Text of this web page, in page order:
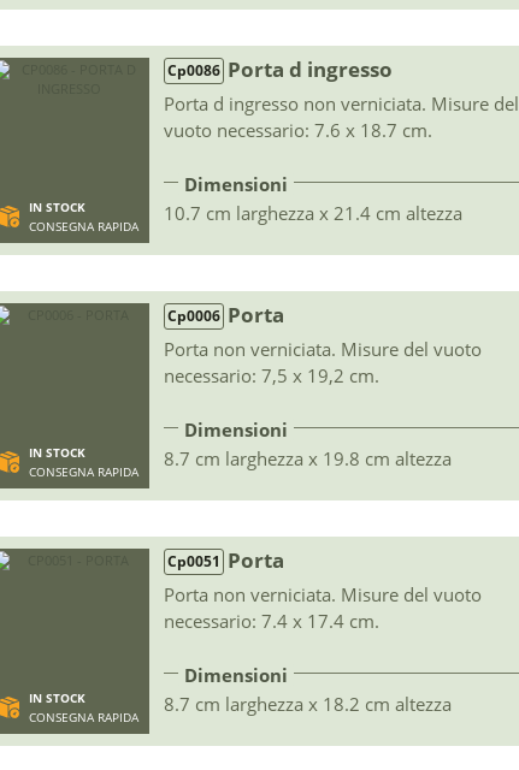
IN STOCK
CONSEGNA RAPIDA
Cp0086 Porta d ingresso
Porta d ingresso non verniciata. Misure del
vuoto necessario: 7.6 x 18.7 cm.
Dimensioni
10.7 cm larghezza x 21.4 cm altezza
IN STOCK
CONSEGNA RAPIDA
Cp0006 Porta
Porta non verniciata. Misure del vuoto
necessario: 7,5 x 19,2 cm.
Dimensioni
8.7 cm larghezza x 19.8 cm altezza
IN STOCK
CONSEGNA RAPIDA
Cp0051 Porta
Porta non verniciata. Misure del vuoto
necessario: 7.4 x 17.4 cm.
Dimensioni
8.7 cm larghezza x 18.2 cm altezza